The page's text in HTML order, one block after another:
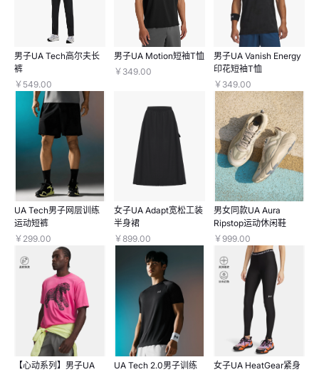
男子UA Tech高尔夫长
裤
￥549.00
男子UA Motion短袖T恤
￥349.00
男子UA Vanish Energy
印花短袖T恤
￥349.00
UA Tech男子网层训练
运动短裤
￥299.00
女子UA Adapt宽松工装
半身裙
￥899.00
男女同款UA Aura
Ripstop运动休闲鞋
￥999.00
【心动系列】男子UA
UA Tech 2.0男子训练
女子UA HeatGear紧身